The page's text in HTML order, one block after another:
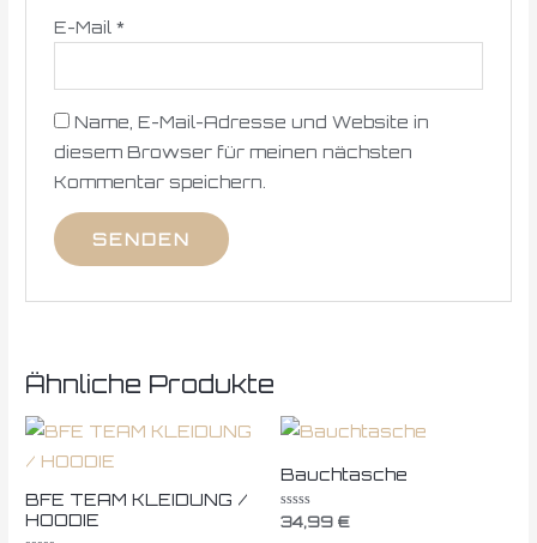
E-Mail *
Name, E-Mail-Adresse und Website in
diesem Browser für meinen nächsten
Kommentar speichern.
Ähnliche Produkte
BFE TEAM KLEIDUNG /
HOODIE
Bauchtasche
Bewertet
34,99 €